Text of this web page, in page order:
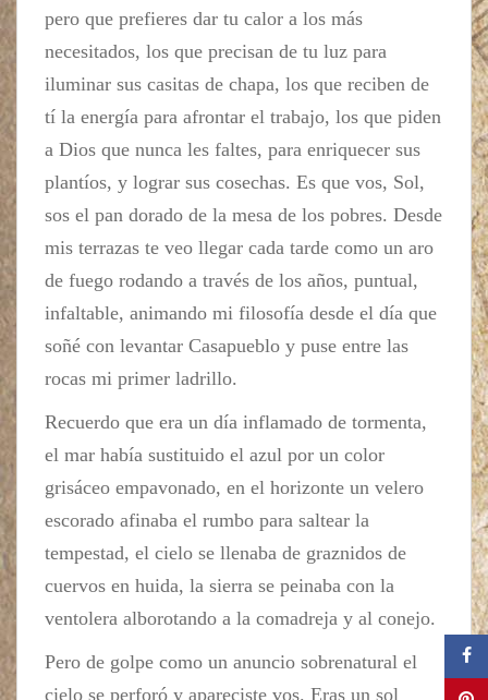
pero que prefieres dar tu calor a los más
necesitados, los que precisan de tu luz para
iluminar sus casitas de chapa, los que reciben de
tí la energía para afrontar el trabajo, los que piden
a Dios que nunca les faltes, para enriquecer sus
plantíos, y lograr sus cosechas. Es que vos, Sol,
sos el pan dorado de la mesa de los pobres. Desde
mis terrazas te veo llegar cada tarde como un aro
de fuego rodando a través de los años, puntual,
infaltable, animando mi filosofía desde el día que
soñé con levantar Casapueblo y puse entre las
rocas mi primer ladrillo.
Recuerdo que era un día inflamado de tormenta,
el mar había sustituido el azul por un color
grisáceo empavonado, en el horizonte un velero
escorado afinaba el rumbo para saltear la
tempestad, el cielo se llenaba de graznidos de
cuervos en huida, la sierra se peinaba con la
ventolera alborotando a la comadreja y al conejo.
Pero de golpe como un anuncio sobrenatural el
cielo se perforó y apareciste vos. Eras un sol